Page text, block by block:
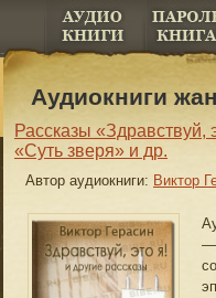
Аудиокниги
Рассказы «Здравствуй,
«Суть зверя» и др.
Автор аудиокниги: Виктор
—